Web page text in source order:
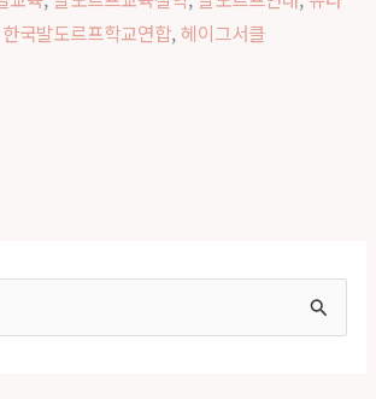
한국발도르프학교연합,헤이그서클